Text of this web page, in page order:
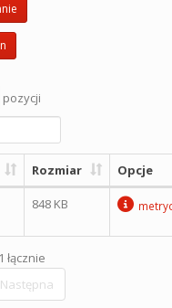
pozycji
Rozmiar Opcje
848 KB
łącznie
Następna